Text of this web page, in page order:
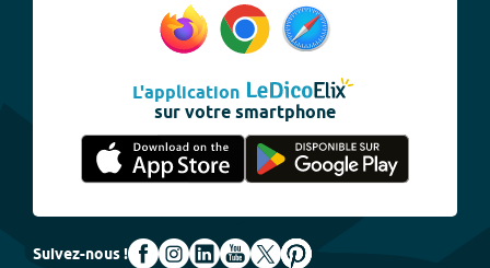
L'application
sur votre smartphone
Suivez-nous !